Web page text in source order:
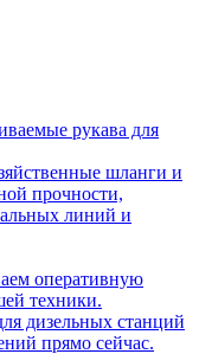
рукава для
шланги и
прочности,
линий и
оперативную
техники.
дизельных станций
прямо сейчас.